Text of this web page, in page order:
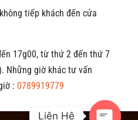
tiếp khách đến cửa
17g00, từ thứ 2 đến thứ 7
Những giờ khác tư vấn
: 0789919779
Liên Hệ